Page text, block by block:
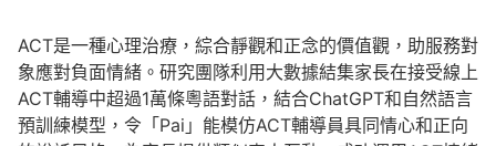
ACT是一種心理治療，綜合靜觀和正念的價值觀，助服務對
象應對負面情緒。研究團隊利用大數據結集家長在接受線上
ACT輔導中超過1萬條粵語對話，結合ChatGPT和自然語言
預訓練模型，令「Pai」能模仿ACT輔導員具同情心和正向